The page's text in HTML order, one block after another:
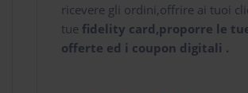
ricevere gli ordini,offrire ai tuoi
tue fidelity card,proporre le
offerte ed i coupon digitali .